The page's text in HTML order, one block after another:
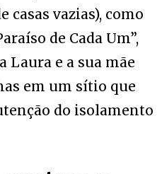
vazias), como
de Cada Um”,
Laura e a sua mãe
em um sítio que
do isolamento